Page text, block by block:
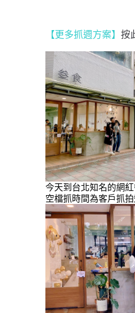
【更多抓週方案】 按
今天到台北知名的網
空檔抓時間為客戶抓